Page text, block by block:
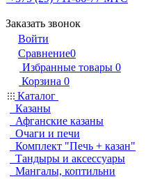
Заказать звонок
Войти
Сравнение0
Избранные товары 0
Корзина 0
Каталог
Казаны
Афганские казаны
Очаги и печи
Комплект "Печь + казан"
Тандыры и аксессуары
Мангалы, коптильни